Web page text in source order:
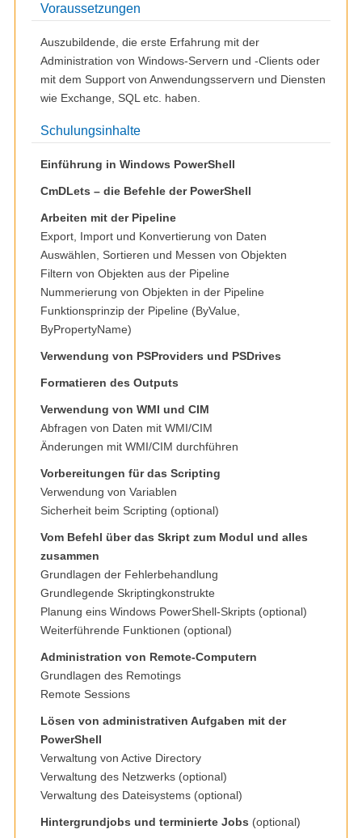
Voraussetzungen
Auszubildende, die erste Erfahrung mit der
Administration von Windows-Servern und -Clients oder
mit dem Support von Anwendungsservern und Diensten
wie Exchange, SQL etc. haben.
Schulungsinhalte
Einführung in Windows PowerShell
CmDLets – die Befehle der PowerShell
Arbeiten mit der Pipeline
Export, Import und Konvertierung von Daten
Auswählen, Sortieren und Messen von Objekten
Filtern von Objekten aus der Pipeline
Nummerierung von Objekten in der Pipeline
Funktionsprinzip der Pipeline (ByValue,
ByPropertyName)
Verwendung von PSProviders und PSDrives
Formatieren des Outputs
Verwendung von WMI und CIM
Abfragen von Daten mit WMI/CIM
Änderungen mit WMI/CIM durchführen
Vorbereitungen für das Scripting
Verwendung von Variablen
Sicherheit beim Scripting (optional)
Vom Befehl über das Skript zum Modul und alles
zusammen
Grundlagen der Fehlerbehandlung
Grundlegende Skriptingkonstrukte
Planung eins Windows PowerShell-Skripts (optional)
Weiterführende Funktionen (optional)
Administration von Remote-Computern
Grundlagen des Remotings
Remote Sessions
Lösen von administrativen Aufgaben mit der
PowerShell
Verwaltung von Active Directory
Verwaltung des Netzwerks (optional)
Verwaltung des Dateisystems (optional)
Hintergrundjobs und terminierte Jobs (optional)